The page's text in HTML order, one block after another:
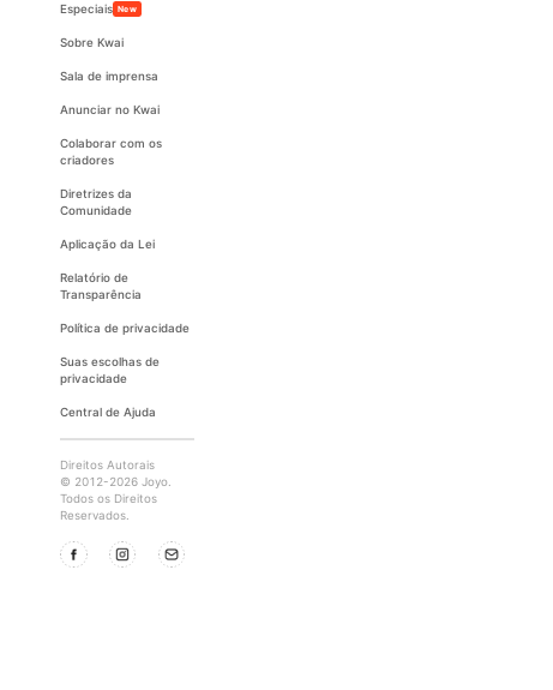
Especiais New
Sobre Kwai
Sala de imprensa
Anunciar no Kwai
Colaborar com os
criadores
Diretrizes da
Comunidade
Aplicação da Lei
Relatório de
Transparência
Política de privacidade
Suas escolhas de
privacidade
Central de Ajuda
Direitos Autorais
© 2012-2026 Joyo.
Todos os Direitos
Reservados.